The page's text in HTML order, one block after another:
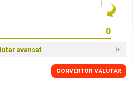
avansat
CONVERTOR VALUTAR